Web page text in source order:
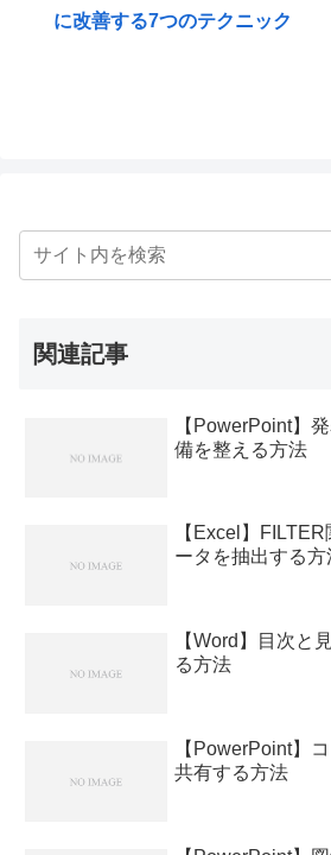
に改善する7つのテクニック
関連記事
【PowerPoint】
備を整える方法
【Excel】
ータを抽出する方
【Word】目次と
る方法
【PowerPoint】
共有する方法